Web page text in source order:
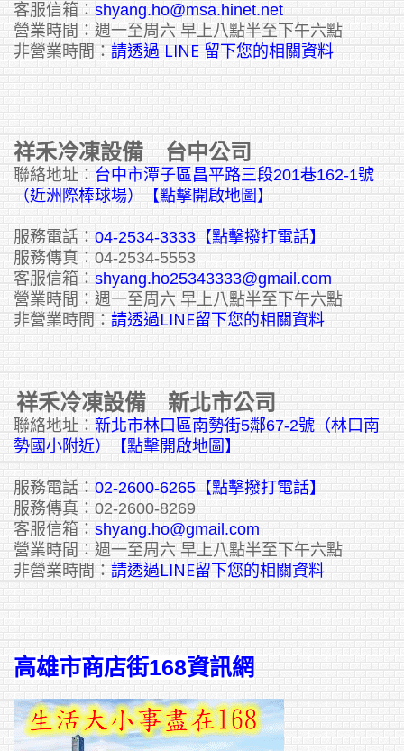
客服信箱： shyang.ho@msa.hinet.net
營業時間：週一至周六 早上八點半至下午六點
非營業時間： 請透過 LINE 留下您的相關資料
祥禾冷凍設備 台中公司
聯絡地址： 台中市潭子區昌平路三段201巷162-1號
（近洲際棒球場）【點擊開啟地圖】
服務電話： 04-2534-3333 【點擊撥打電話】
服務傳真：04-2534-5553
客服信箱： shyang.ho25343333@gmail.com
營業時間：週一至周六 早上八點半至下午六點
非營業時間： 請透過LINE留下您的相關資料
祥禾冷凍設備 新北市公司
聯絡地址： 新北市林口區南勢街5鄰67-2號（林口南
勢國小附近）【點擊開啟地圖】
服務電話： 02-2600-6265 【點擊撥打電話】
服務傳真：02-2600-8269
客服信箱： shyang.ho@gmail.com
營業時間：週一至周六 早上八點半至下午六點
非營業時間： 請透過LINE留下您的相關資料
高雄市商店街168資訊網